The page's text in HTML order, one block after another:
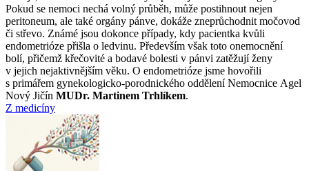
Pokud se nemoci nechá volný průběh, může postihnout nejen
peritoneum, ale také orgány pánve, dokáže zneprůchodnit močovod
či střevo. Známé jsou dokonce případy, kdy pacientka kvůli
endometrióze přišla o ledvinu. Především však toto onemocnění
bolí, přičemž křečovité a bodavé bolesti v pánvi zatěžují ženy
v jejich nejaktivnějším věku. O endometrióze jsme hovořili
s primářem gynekologicko-porodnického oddělení Nemocnice Agel
Nový Jičín MUDr. Martinem Trhlíkem.
Z medicíny